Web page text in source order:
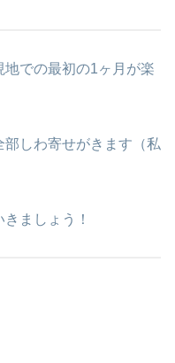
での最初の1ヶ月が楽
しわ寄せがきます（私
ましょう！